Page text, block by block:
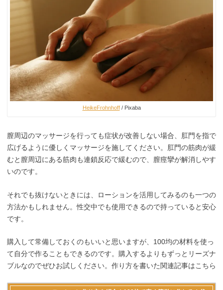
HeikeFrohnhoff/ Pixaba
膣周辺のマッサージを行っても症状が改善しない場合、肛門を指で
広げるように優しくマッサージを施してください。肛門の筋肉が緩
むと膣周辺にある筋肉も連鎖反応で緩むので、膣痙攣が解消しやす
いのです。
それでも抜けないときには、ローションを活用してみるのも一つの
方法かもしれません。性交中でも使用できるので持っていると安心
です。
購入して常備しておくのもいいと思いますが、100均の材料を使っ
て自分で作ることもできるのです。購入するよりもずっとリーズナ
ブルなのでぜひお試しください。作り方を書いた関連記事はこちら